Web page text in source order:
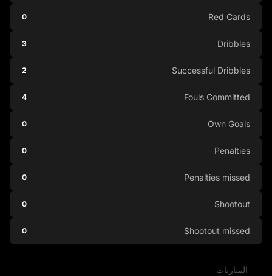
المباريات
Red Cards
0
Dribbles
3
Successful Dribbles
2
Fouls Committed
4
Own Goals
0
Penalties
0
Penalties missed
0
Shootout
0
Shootout missed
0